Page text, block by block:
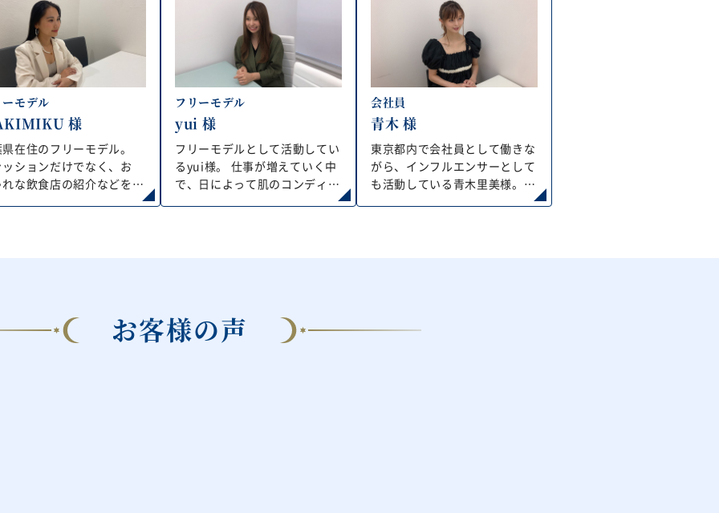
モデル
様
在住のフリーモデル。
ションだけでなく、お
な飲食店の紹介などを
にて発信しており、
フリーモデル
yui 様
フリーモデルとして活動してい
るyui様。 仕事が増えていく中
で、日によって肌のコンディ
ションに差があることや、顔の
会社員
青木 様
東京都内で会社員として働きな
がら、インフルエンサーとして
も活動している青木里美様。
トレーニングや野球が好きとの
お客様の声